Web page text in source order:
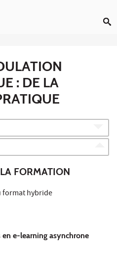
: DE LA
FORMATION
format hybride
en e-learning asynchrone